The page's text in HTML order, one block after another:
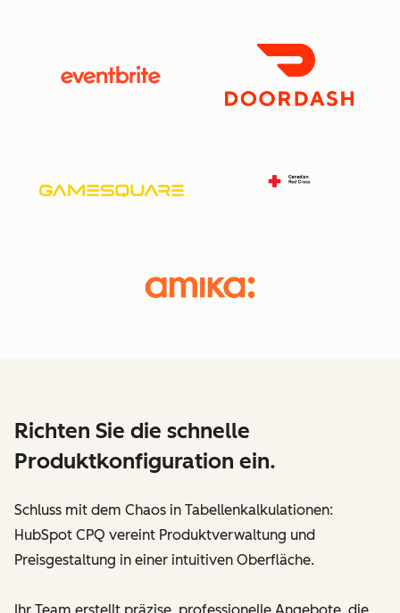
Richten Sie die schnelle
Produktkonfiguration ein.
Schluss mit dem Chaos in Tabellenkalkulationen:
HubSpot CPQ vereint Produktverwaltung und
Preisgestaltung in einer intuitiven Oberfläche.